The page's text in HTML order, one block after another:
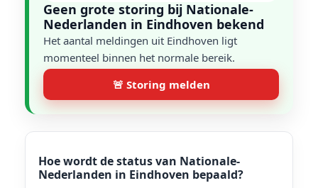
Geen grote storing bij Nationale-
Nederlanden in Eindhoven bekend
Het aantal meldingen uit Eindhoven ligt
momenteel binnen het normale bereik.
🚨 Storing melden
Hoe wordt de status van Nationale-
Nederlanden in Eindhoven bepaald?